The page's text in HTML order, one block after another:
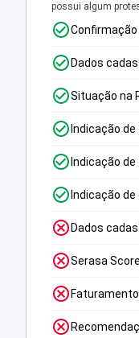
possui algum
Confirmação
Dados
Situação na
Indicação
Indicação
Indicação
Dados
Serasa